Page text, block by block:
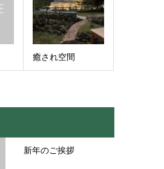
癒され空間
新年のご挨拶